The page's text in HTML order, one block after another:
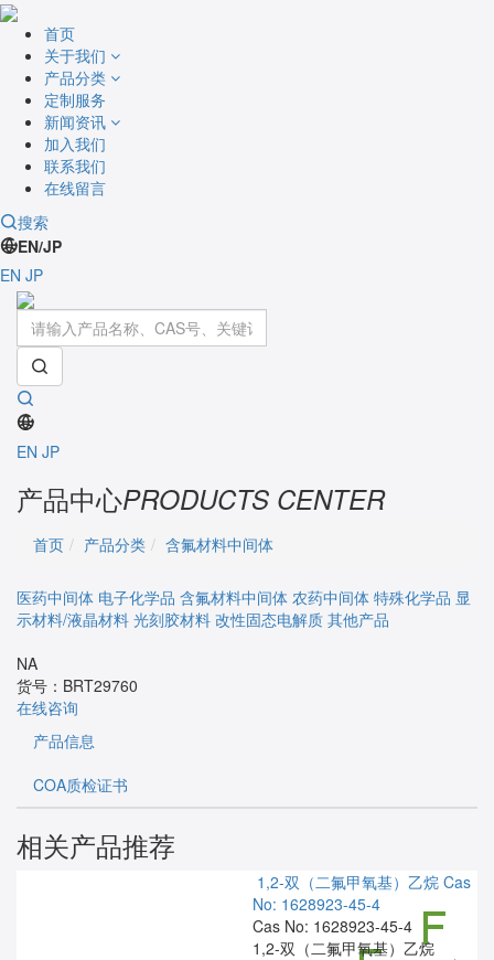
首页
关于我们
产品分类
定制服务
新闻资讯
加入我们
联系我们
在线留言
搜索
EN/JP
EN JP
EN JP
产品中心PRODUCTS CENTER
首页 产品分类 含氟材料中间体
医药中间体 电子化学品 含氟材料中间体 农药中间体 特殊化学品 显
示材料/液晶材料 光刻胶材料 改性固态电解质 其他产品
NA
货号： BRT29760
在线咨询
产品信息
COA质检证书
相关产品推荐
1,2-双（二氟甲氧基）乙烷 Cas
No: 1628923-45-4
Cas No: 1628923-45-4
1,2-双（二氟甲氧基）乙烷